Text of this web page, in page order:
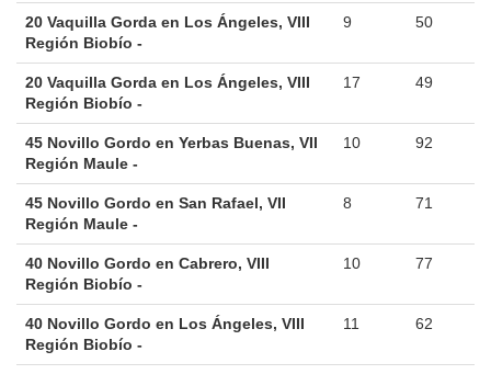
20 Vaquilla Gorda en Los Ángeles, VIII
Región Biobío -
9 50
20 Vaquilla Gorda en Los Ángeles, VIII
Región Biobío -
17 49
45 Novillo Gordo en Yerbas Buenas, VII
Región Maule -
10 92
45 Novillo Gordo en San Rafael, VII
Región Maule -
8 71
40 Novillo Gordo en Cabrero, VIII
Región Biobío -
10 77
40 Novillo Gordo en Los Ángeles, VIII
Región Biobío -
11 62